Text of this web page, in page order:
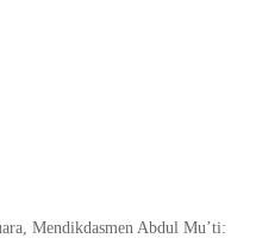
Mendikdasmen Abdul Mu’ti: